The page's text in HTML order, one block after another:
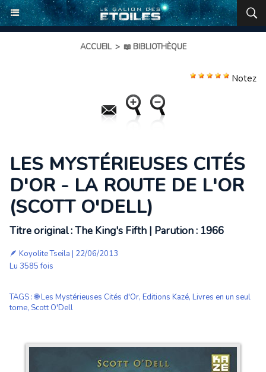
ACCUEIL > 📖 BIBLIOTHÈQUE
Notez
LES MYSTÉRIEUSES CITÉS
D'OR - LA ROUTE DE L'OR
(SCOTT O'DELL)
Titre original : The King's Fifth | Parution : 1966
🪶 Koyolite Tseila | 22/06/2013
Lu 3585 fois
TAGS :🌐 Les Mystérieuses Cités d'Or, Editions Kazé, Livres en un seul
tome, Scott O'Dell